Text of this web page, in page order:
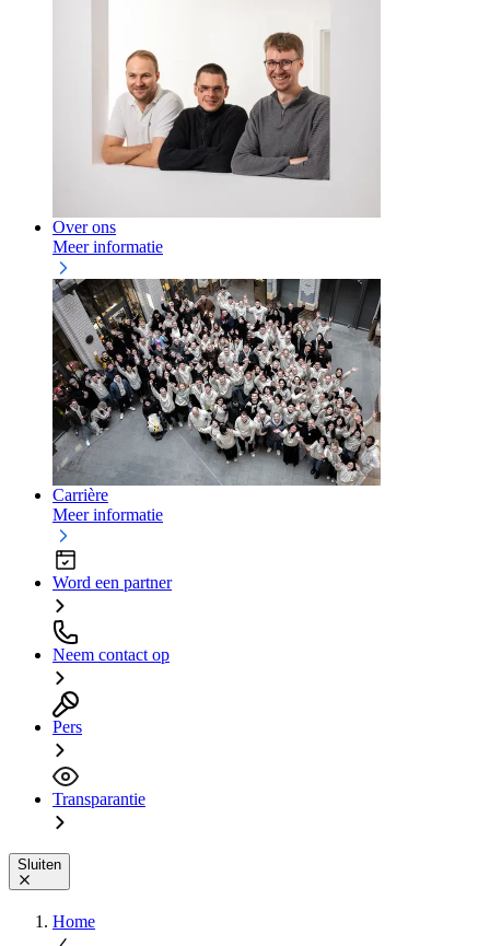
Over ons
Meer informatie
Carrière
Meer informatie
Word een partner
Neem contact op
Pers
Transparantie
Sluiten
Home